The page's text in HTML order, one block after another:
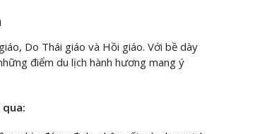
Do Thái giáo và Hồi giáo. Với bề dày
điểm du lịch hành hương mang ý